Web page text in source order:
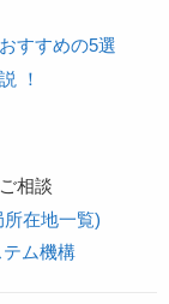
すすめの5選
！
相談
在地一覧)
ム機構